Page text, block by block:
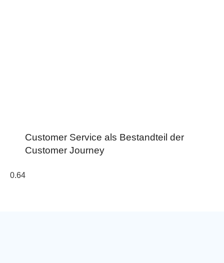
Customer Service als Bestandteil der
Customer Journey